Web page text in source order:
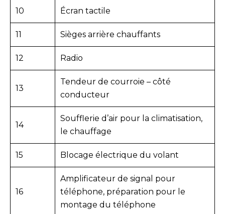
10 Écran tactile
11 Sièges arrière chauffants
12 Radio
13
Tendeur de courroie – côté
conducteur
14
Soufflerie d’air pour la climatisation,
le chauffage
15 Blocage électrique du volant
16
Amplificateur de signal pour
téléphone, préparation pour le
montage du téléphone